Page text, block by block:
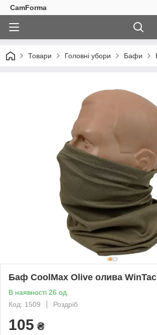
CamForma
Товари Головні убори Бафи
Баф CoolMax Olive олива WinTac
В наявності 26 од.
Код: 1509
Роздріб
105 ₴